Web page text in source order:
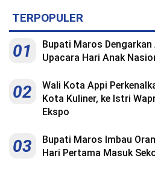
TERPOPULER
01
Bupati Maros
Upacara Hari Anak
02
Wali Kota Appi
Kota Kuliner, ke Istri
Ekspo
03
Bupati Maros Imbau
Hari Pertama Masuk